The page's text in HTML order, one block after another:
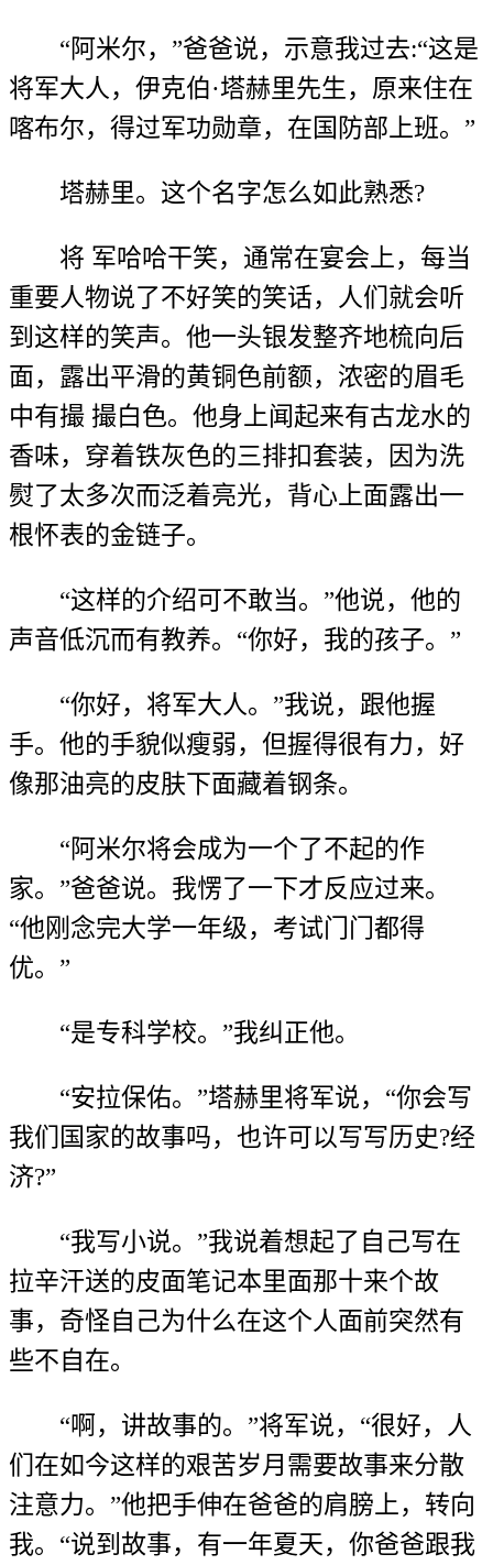
“阿米尔，”爸爸说，示意我过去:“这是
将军大人，伊克伯·塔赫里先生，原来住在
喀布尔，得过军功勋章，在国防部上班。”
塔赫里。这个名字怎么如此熟悉?
将 军哈哈干笑，通常在宴会上，每当
重要人物说了不好笑的笑话，人们就会听
到这样的笑声。他一头银发整齐地梳向后
面，露出平滑的黄铜色前额，浓密的眉毛
中有撮 撮白色。他身上闻起来有古龙水的
香味，穿着铁灰色的三排扣套装，因为洗
熨了太多次而泛着亮光，背心上面露出一
根怀表的金链子。
“这样的介绍可不敢当。”他说，他的
声音低沉而有教养。“你好，我的孩子。”
“你好，将军大人。”我说，跟他握
手。他的手貌似瘦弱，但握得很有力，好
像那油亮的皮肤下面藏着钢条。
“阿米尔将会成为一个了不起的作
家。”爸爸说。我愣了一下才反应过来。
“他刚念完大学一年级，考试门门都得
优。”
“是专科学校。”我纠正他。
“安拉保佑。”塔赫里将军说，“你会写
我们国家的故事吗，也许可以写写历史?经
济?”
“我写小说。”我说着想起了自己写在
拉辛汗送的皮面笔记本里面那十来个故
事，奇怪自己为什么在这个人面前突然有
些不自在。
“啊，讲故事的。”将军说，“很好，人
们在如今这样的艰苦岁月需要故事来分散
注意力。”他把手伸在爸爸的肩膀上，转向
我。“说到故事，有一年夏天，你爸爸跟我